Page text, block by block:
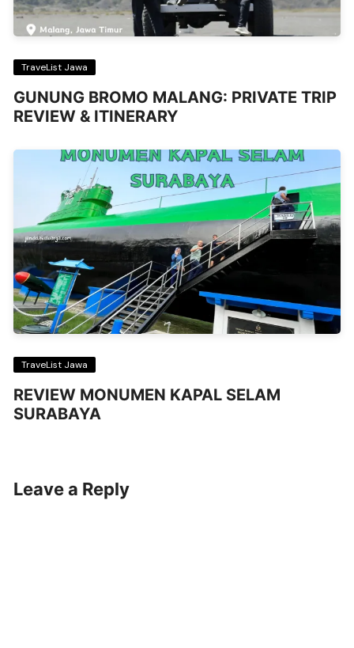
TraveList Jawa
GUNUNG BROMO MALANG: PRIVATE TRIP
REVIEW & ITINERARY
TraveList Jawa
REVIEW MONUMEN KAPAL SELAM
SURABAYA
Leave a Reply